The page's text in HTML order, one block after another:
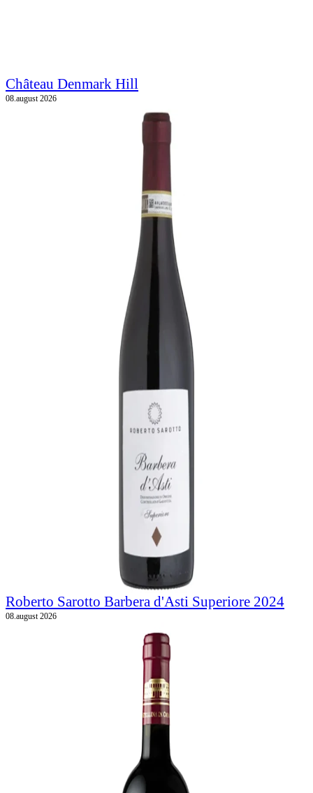
Château Denmark Hill
08.august 2026
Roberto Sarotto Barbera d'Asti Superiore 2024
08.august 2026